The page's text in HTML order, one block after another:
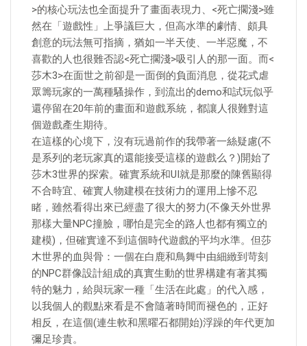
>的核心玩法也全面提升了畫面表現力、<死亡擱淺>雖
然在「遊戲性」上爭議巨大，但高水準的劇情、頗具
創意的玩法無可指摘，猶如一半天使、一半惡魔，不
喜歡的人也很難否認<死亡擱淺>吸引人的那一面。而<
莎木3>在面世之前卻是一面倒的負面消息，從花式虐
眾籌玩家的一萬種騷操作，到流出的demo和試玩似乎
還停留在20年前的畫面和遊戲系統，都讓人很難對這
個遊戲產生期待。
在這樣的心境下，沒有玩過前作的我帶著一絲疑慮(不
是系列的老玩家真的還能接受這樣的遊戲么？)開始了
莎木3世界的探索。確實系統和UI就是那麼的陳舊顯得
不合時宜、確實人物建模在技術力的運用上慘不忍
睹，雖然看得出來已經盡了很大的努力(不像天外世界
那樣大量NPC撞臉，哪怕是完全的路人也都有獨立的
建模)，但確實達不到這個時代遊戲的平均水準。但莎
木世界的血與骨：一個在白鹿和鳥舞中由細緻到苛刻
的NPC群像設計組成的真實生動的世界構建有著其獨
特的魅力，給與玩家一種「生活在此處」的代入感，
以我個人的觀點來看是不會隨著時間而褪色的，正好
相反，在這個(連生軟和黑曜石都開始)浮躁的年代更加
彌足珍貴。